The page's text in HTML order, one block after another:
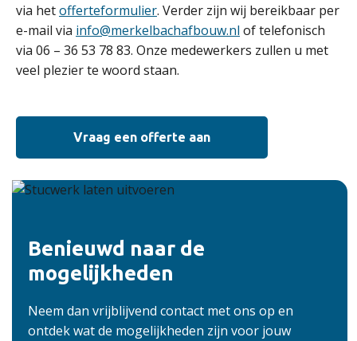
via hetofferteformulier. Verder zijn wij bereikbaar per
e-mail via info@merkelbachafbouw.nl of telefonisch
via 06 – 36 53 78 83. Onze medewerkers zullen u met
veel plezier te woord staan.
Vraag een offerte aan
Benieuwd naar de
mogelijkheden
Neem dan vrijblijvend contact met ons op en
ontdek wat de mogelijkheden zijn voor jouw